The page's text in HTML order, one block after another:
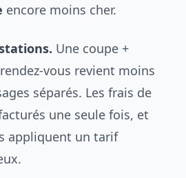
encore moins cher.
Une coupe +
vous revient moins
séparés. Les frais de
une seule fois, et
appliquent un tarif